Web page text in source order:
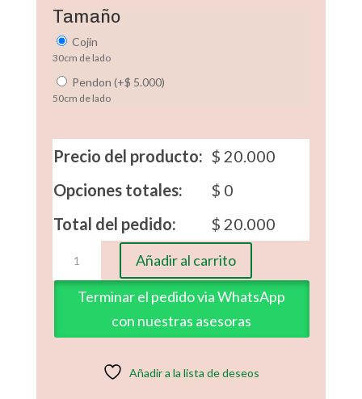
Tamaño
Cojin
30cm de lado
Pendon (+$ 5.000)
50cm de lado
Precio del producto: $ 20.000
Opciones totales:
$ 0
Total del pedido:
$ 20.000
1
cantidad
Añadir al carrito
Terminar el pedido via WhatsApp
con nuestras asesoras
Añadir a la lista de deseos